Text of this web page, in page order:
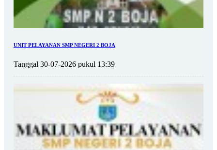
UNIT PELAYANAN SMP NEGERI 2 BOJA
Tanggal 30-07-2026 pukul 13:39